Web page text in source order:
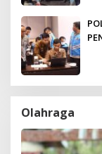
Olahraga